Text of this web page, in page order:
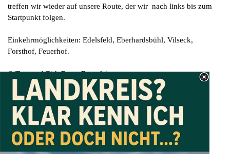
treffen wir wieder auf unsere Route, der wir nach links bis zum
Startpunkt folgen.
Einkehrmöglichkeiten: Edelsfeld, Eberhardsbühl, Vilseck,
Forsthof, Feuerhof.
© Text und Bid: Franz Beyerlein,
Zurück
© Text und Bid: Franz Beyerlein